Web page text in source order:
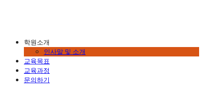
학원소개
인사말 및 소개
교육목표
교육과정
문의하기